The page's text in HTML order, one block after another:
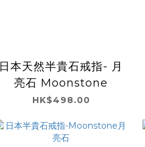
日本天然半貴石戒指- 月
亮石 Moonstone
HK$498.00